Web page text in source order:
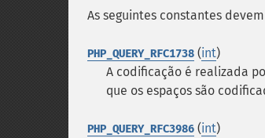
As seguintes constantes
PHP_QUERY_RFC1738 (int)
A codificação é realizada
que os espaços são
PHP_QUERY_RFC3986 (int)